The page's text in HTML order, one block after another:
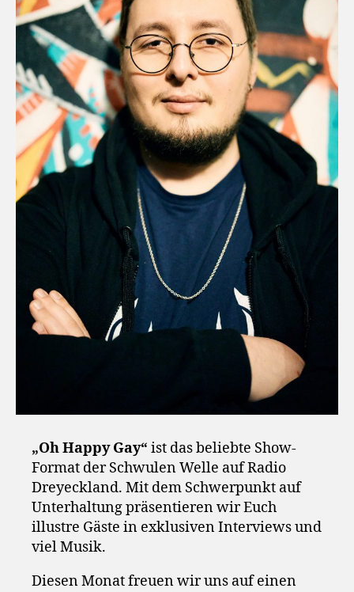
„Oh Happy Gay“ ist das beliebte Show-
Format der Schwulen Welle auf Radio
Dreyeckland. Mit dem Schwerpunkt auf
Unterhaltung präsentieren wir Euch
illustre Gäste in exklusiven Interviews und
viel Musik.
Diesen Monat freuen wir uns auf einen